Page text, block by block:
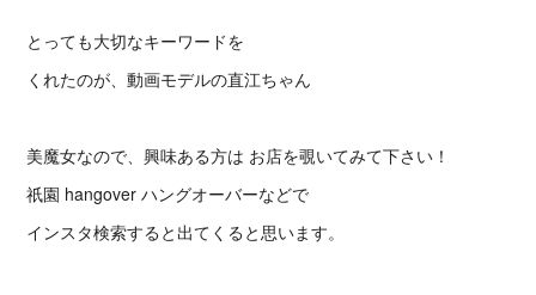
とっても大切なキーワードを
くれたのが、動画モデルの直江ちゃん
美魔女なので、興味ある方は お店を覗いてみて下さい！
祇園 hangover ハングオーバーなどで
インスタ検索すると出てくると思います。